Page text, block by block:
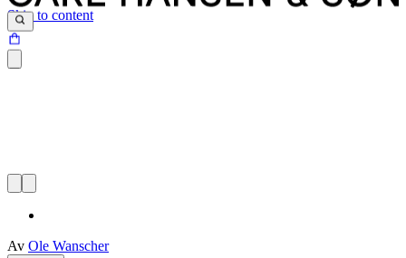
Skip to content
Av Ole Wanscher